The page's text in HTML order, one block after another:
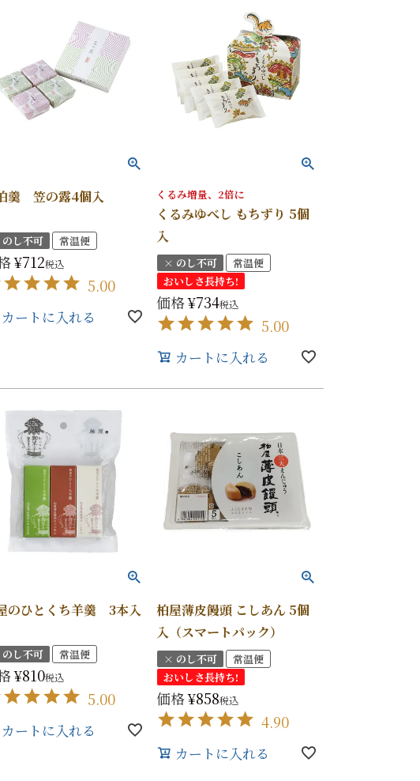
羹 笠の露4個入
し不可 常温便
¥712税込
5.00
カートに入れる
くるみ増量、2倍に
くるみゆべし もちずり 5個
入
× のし不可
常温便
おいしさ長持ち!
価格¥734税込
5.00
カートに入れる
のひとくち羊羹 3本入
し不可 常温便
¥810税込
5.00
カートに入れる
柏屋薄皮饅頭 こしあん 5個
入（スマートパック）
× のし不可
常温便
おいしさ長持ち!
価格¥858税込
4.90
カートに入れる